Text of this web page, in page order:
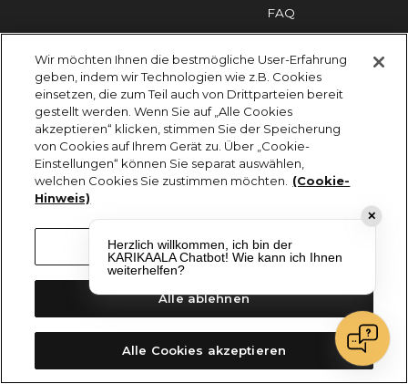
FAQ
Impressum Cookies Datenschutz
KARIKAALA ©2026 - Saily Food Service GmbH
Alle Rechte vorbehalten
Wir möchten Ihnen die bestmögliche User-Erfahrung
geben, indem wir Technologien wie z.B. Cookies
einsetzen, die zum Teil auch von Drittparteien bereit
gestellt werden. Wenn Sie auf „Alle Cookies
akzeptieren“ klicken, stimmen Sie der Speicherung
von Cookies auf Ihrem Gerät zu. Über „Cookie-
Einstellungen“ können Sie separat auswählen,
welchen Cookies Sie zustimmen möchten.
(Cookie-
Hinweis)
Cookie-Einstellungen
Alle ablehnen
Alle Cookies akzeptieren
✕
Herzlich willkommen, ich bin der
KARIKAALA Chatbot! Wie kann ich Ihnen
weiterhelfen?